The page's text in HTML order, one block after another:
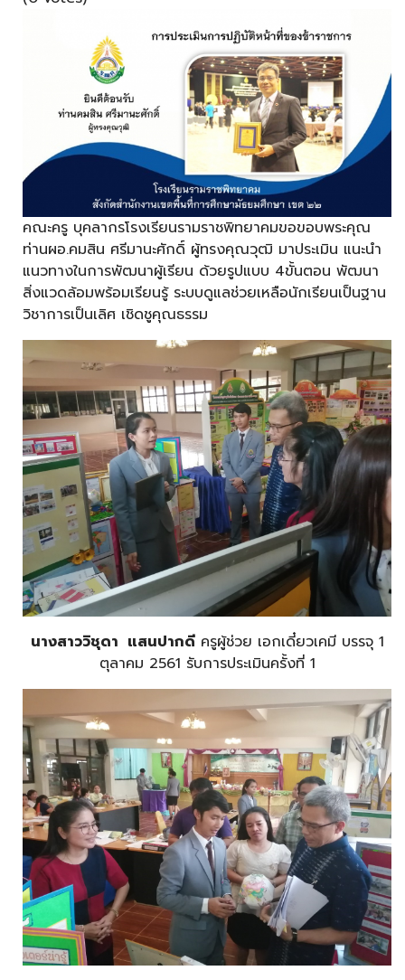
คณะครู​ บุคลากรโรงเรียนรามราชพิทยาคม​ขอขอบพระคุณ
ท่านผอ.คมสิน​ ศรีมานะศักดิ์​ ผู้ทรงคุณวุฒิ​ มาประเมิน​ แนะนำ
แนวทางในการพัฒนาผู้เรียน​ ด้วยรูปแบบ​ 4​ขั้นตอน​ พัฒนา
สิ่งแวดล้อมพร้อมเรียนรู้​ ระบบดูแลช่วยเหลือนักเรียนเป็นฐาน​
วิชาการเป็นเลิศ​ เชิดชูคุณธรรม
นางสาววิชุดา แสนปากดีครูผู้ช่วย เอกเดี๋ยวเคมี บรรจุ 1
ตุลาคม 2561 รับการประเมินครั้งที่ 1